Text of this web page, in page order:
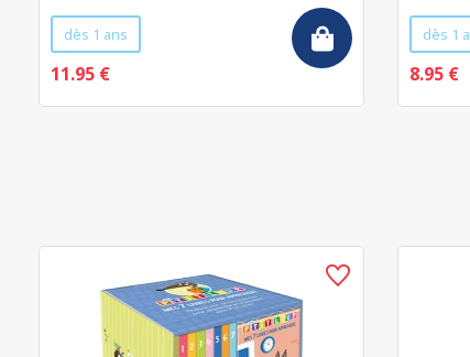
dès 1 ans
11.95 €
dès 1
8.95 €